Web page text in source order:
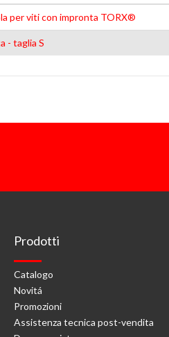
per viti con impronta TORX®
- taglia S
Prodotti
Catalogo
Novitá
Promozioni
Assistenza tecnica post-vendita